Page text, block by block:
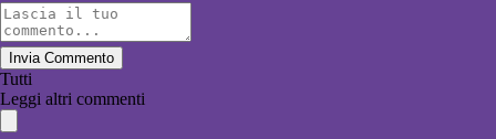
Invia Commento
Tutti
Leggi altri commenti